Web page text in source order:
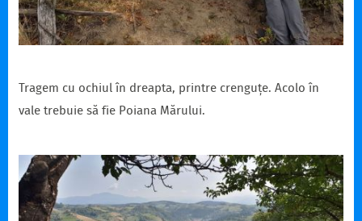
Tragem cu ochiul în dreapta, printre crenguțe. Acolo în
vale trebuie să fie Poiana Mărului.